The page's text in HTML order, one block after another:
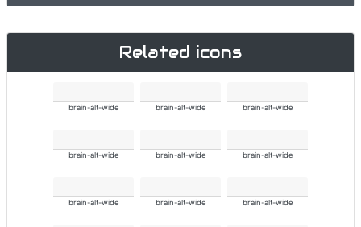
Related icons
brain-alt-wide brain-alt-wide brain-alt-wide
brain-alt-wide brain-alt-wide brain-alt-wide
brain-alt-wide brain-alt-wide brain-alt-wide